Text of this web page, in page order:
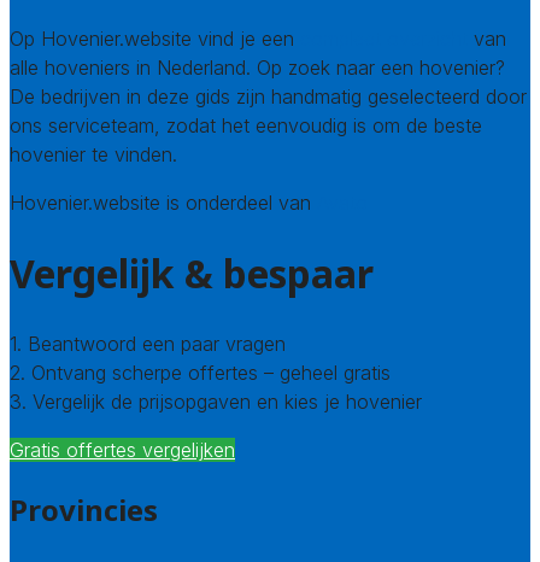
Op Hovenier.website vind je een
van
alle hoveniers in Nederland. Op zoek naar een hovenier?
De bedrijven in deze gids zijn handmatig geselecteerd door
ons serviceteam, zodat het eenvoudig is om de beste
hovenier te vinden.
Hovenier.website is onderdeel van
Vergelijk & bespaar
1. Beantwoord een paar vragen
2. Ontvang scherpe offertes – geheel gratis
3. Vergelijk de prijsopgaven en kies je hovenier
Gratis offertes vergelijken
Provincies